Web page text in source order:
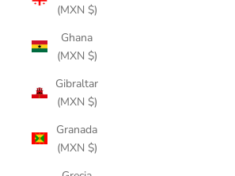
(MXN $)
Ghana
(MXN $)
Gibraltar
(MXN $)
Granada
(MXN $)